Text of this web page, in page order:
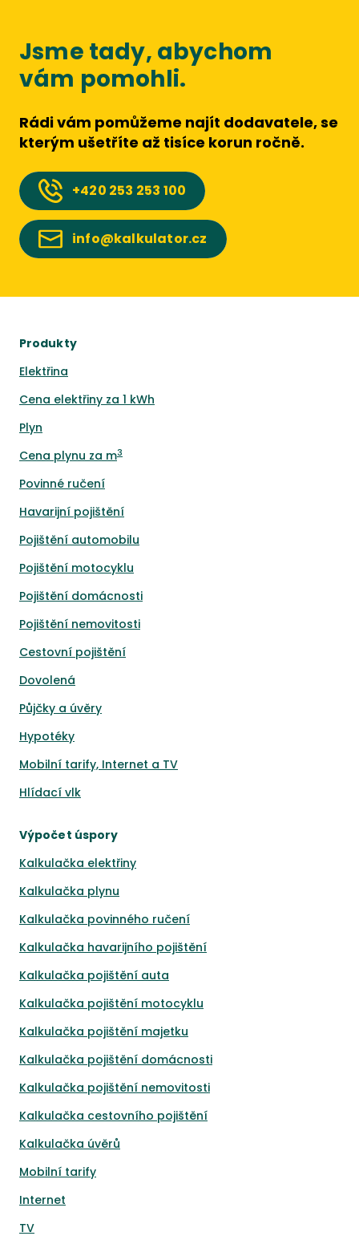
Jsme tady, abychom
vám pomohli.
Rádi vám pomůžeme najít dodavatele, se
kterým ušetříte až tisíce korun ročně.
+420 253 253 100
info@kalkulator.cz
Produkty
Elektřina
Cena elektřiny za 1 kWh
Plyn
Cena plynu za m3
Povinné ručení
Havarijní pojištění
Pojištění automobilu
Pojištění motocyklu
Pojištění domácnosti
Pojištění nemovitosti
Cestovní pojištění
Dovolená
Půjčky a úvěry
Hypotéky
Mobilní tarify, Internet a TV
Hlídací vlk
Výpočet úspory
Kalkulačka elektřiny
Kalkulačka plynu
Kalkulačka povinného ručení
Kalkulačka havarijního pojištění
Kalkulačka pojištění auta
Kalkulačka pojištění motocyklu
Kalkulačka pojištění majetku
Kalkulačka pojištění domácnosti
Kalkulačka pojištění nemovitosti
Kalkulačka cestovního pojištění
Kalkulačka úvěrů
Mobilní tarify
Internet
TV